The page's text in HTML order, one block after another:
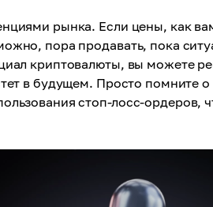
рынка. Если цены, как
пора продавать, пока
криптовалюты, вы можете
в будущем. Просто помните
стоп-лосс-ордеров,